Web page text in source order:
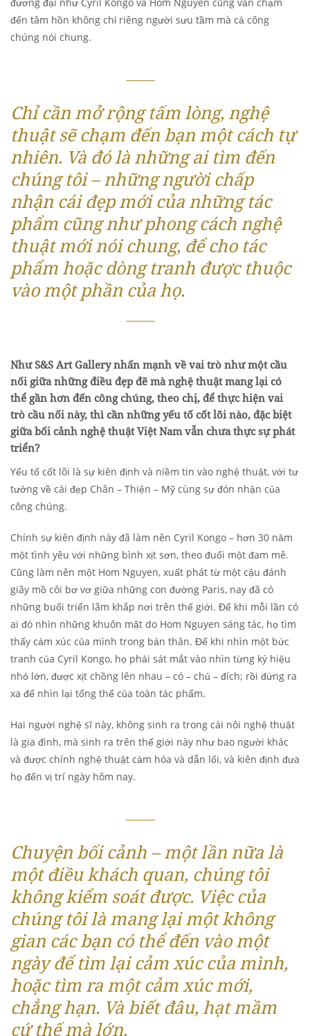
đến tâm hồn không chỉ riêng người sưu tầm mà cả công
chúng nói chung.
Chỉ cần mở rộng tấm lòng, nghệ
thuật sẽ chạm đến bạn một cách tự
nhiên. Và đó là những ai tìm đến
chúng tôi – những người chấp
nhận cái đẹp mới của những tác
phẩm cũng như phong cách nghệ
thuật mới nói chung, để cho tác
phẩm hoặc dòng tranh được thuộc
vào một phần của họ.
Như S&S Art Gallery nhấn mạnh về vai trò nhưmột cầu
nối giữa những điều đẹp đẽ mà nghệ thuật mang lại có
thể gần hơn đến công chúng, theo chị, để thực hiện vai
trò cầu nối này, thì cần những yếu tố cốt lõi nào, đặc biệt
giữa bối cảnh nghệ thuật Việt Nam vẫn chưa thực sự phát
triển?
Yếu tố cốt lõi là sự kiên định và niềm tin vào nghệ thuật, với tư
tưởng về cái đẹp Chân – Thiện – Mỹ cùng sự đón nhận của
công chúng.
Chính sự kiên định này đã làm nên Cyril Kongo – hơn 30 năm
một tình yêu với những bình xịt sơn, theo đuổi một đam mê.
Cũng làm nên một Hom Nguyen, xuất phát từ một cậu đánh
giây mồ côi bơ vơ giữa những con đường Paris, nay đã có
những buổi triển lãm khắp nơi trên thế giới. Để khi mỗi lần có
ai đó nhìn những khuôn mặt do Hom Nguyen sáng tác, họ tìm
thấy cảm xúc của mình trong bản thân. Để khi nhìn một bức
tranh của Cyril Kongo, họ phải sát mắt vào nhìn từng ký hiệu
nhỏ lớn, được xịt chồng lên nhau – có – chủ – đích; rồi đứng ra
xa để nhìn lại tổng thể của toàn tác phẩm.
Hai người nghệ sĩ này, không sinh ra trong cái nôi nghệ thuật
là gia đình, mà sinh ra trên thế giới này như bao người khác
và được chính nghệ thuật cảm hóa và dẫn lối, và kiên định đưa
họ đến vị trí ngày hôm nay.
Chuyện bối cảnh – một lần nữa là
một điều khách quan, chúng tôi
không kiểm soát được. Việc của
chúng tôi là mang lại một không
gian các bạn có thể đến vào một
ngày để tìm lại cảm xúc của mình,
hoặc tìm ra một cảm xúc mới,
chẳng hạn. Và biết đâu, hạt mầm
cứ thế mà lớn.